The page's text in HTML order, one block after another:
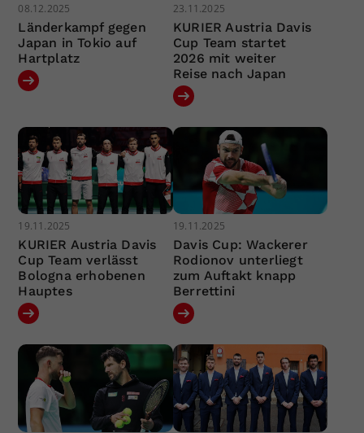
08.12.2025
Länderkampf gegen
Japan in Tokio auf
Hartplatz
23.11.2025
KURIER Austria Davis
Cup Team startet
2026 mit weiter
Reise nach Japan
19.11.2025
KURIER Austria Davis
Cup Team verlässt
Bologna erhobenen
Hauptes
19.11.2025
Davis Cup: Wackerer
Rodionov unterliegt
zum Auftakt knapp
Berrettini